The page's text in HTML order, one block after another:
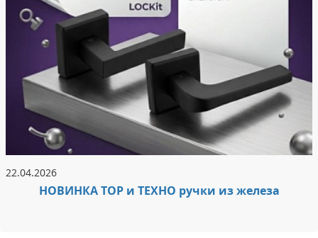
22.04.2026
НОВИНКА ТОР и ТЕХНО ручки из железа